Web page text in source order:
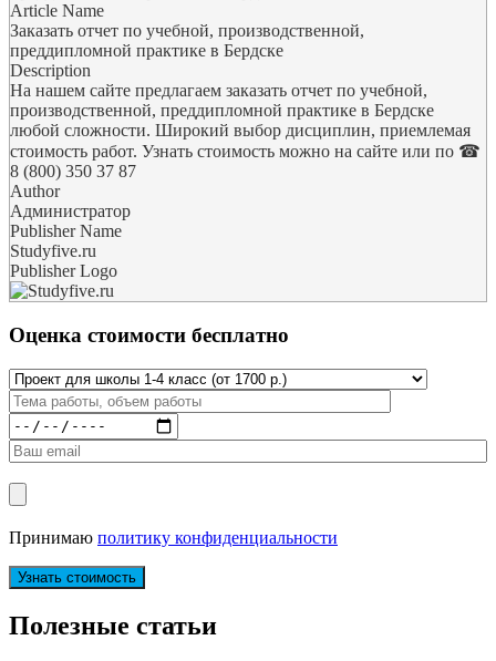
Article Name
Заказать отчет по учебной, производственной,
преддипломной практике в Бердске
Description
На нашем сайте предлагаем заказать отчет по учебной,
производственной, преддипломной практике в Бердске
любой сложности. Широкий выбор дисциплин, приемлемая
стоимость работ. Узнать стоимость можно на сайте или по ☎
8 (800) 350 37 87
Author
Администратор
Publisher Name
Studyfive.ru
Publisher Logo
Оценка стоимости бесплатно
Принимаю политику конфиденциальности
Полезные статьи